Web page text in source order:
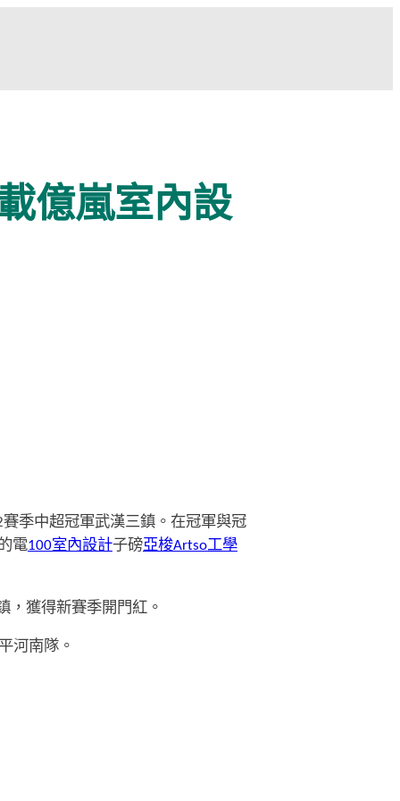
億嵐室內設
季中超冠軍武漢三鎮。在冠軍與冠
電100室內設計子磅亞梭Artso工學
，獲得新賽季開門紅。
河南隊。